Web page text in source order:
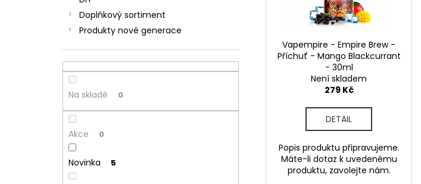
Doplňkový sortiment
Produkty nové generace
Na skladě 0
Akce 0
Novinka 5
Vapempire - Empire Brew -
Příchuť - Mango Blackcurrant
- 30ml
Není skladem
279 Kč
DETAIL
Popis produktu připravujeme.
Máte-li dotaz k uvedenému
produktu, zavolejte nám.
JOYETECH BF SS316 ATOMIZER 0,6OHM
57 Kč
LIQUID DEKANG PINEAPPLE 10ML - 11MG